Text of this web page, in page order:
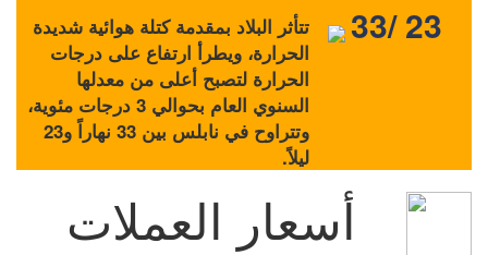
تتأثر البلاد بمقدمة كتلة هوائية شديدة
الحرارة، ويطرأ ارتفاع على درجات
الحرارة لتصبح أعلى من معدلها
السنوي العام بحوالي 3 درجات مئوية،
وتتراوح في نابلس بين 33 نهاراً و23
ليلاً.
33/ 23
أسعار العملات